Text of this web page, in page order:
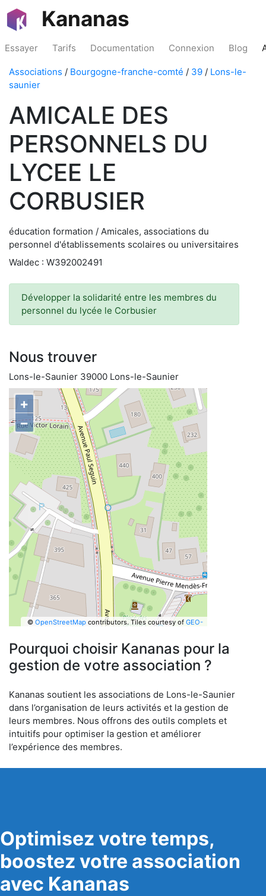
Kananas
Essayer Tarifs Documentation Connexion Blog
Associations / Bourgogne-franche-comté / 39 / Lons-le-
saunier
AMICALE DES
PERSONNELS DU
LYCEE LE
CORBUSIER
éducation formation / Amicales, associations du
personnel d'établissements scolaires ou universitaires
Waldec : W392002491
Développer la solidarité entre les membres du
personnel du lycée le Corbusier
Nous trouver
Lons-le-Saunier 39000 Lons-le-Saunier
+
−
© OpenStreetMapcontributors. Tiles courtesy of GEO-
Pourquoi choisir Kananas pour la
gestion de votre association ?
Kananas soutient les associations de Lons-le-Saunier
dans l’organisation de leurs activités et la gestion de
leurs membres. Nous offrons des outils complets et
intuitifs pour optimiser la gestion et améliorer
l’expérience des membres.
Optimisez votre temps,
boostez votre association
avec Kananas